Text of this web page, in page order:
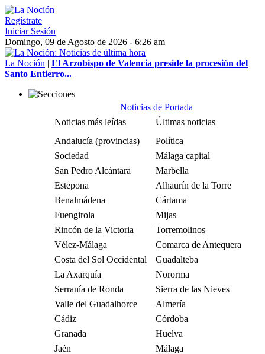
Regístrate
Iniciar Sesión
Domingo, 09 de Agosto de 2026 - 6:26 am
La Noción | El Arzobispo de Valencia preside la procesión del
Santo Entierro...
Noticias de Portada
Noticias más leídas
Últimas noticias
Andalucía (provincias)
Política
Sociedad
Málaga capital
San Pedro Alcántara
Marbella
Estepona
Alhaurín de la Torre
Benalmádena
Cártama
Fuengirola
Mijas
Rincón de la Victoria
Torremolinos
Vélez-Málaga
Comarca de Antequera
Costa del Sol Occidental
Guadalteba
La Axarquía
Nororma
Serranía de Ronda
Sierra de las Nieves
Valle del Guadalhorce
Almería
Cádiz
Córdoba
Granada
Huelva
Jaén
Málaga